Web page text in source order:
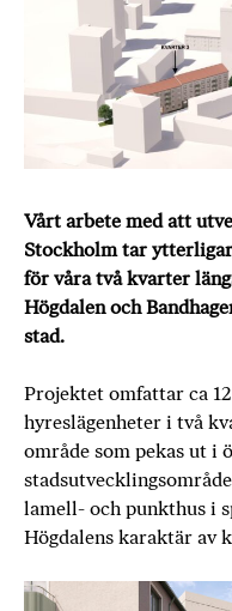
Vårt arbete med att
Stockholm tar
för våra två kvarter
Högdalen och
stad.
Projektet omfattar ca
hyreslägenheter i två
område som pekas ut i
lamell- och punkthus i
Högdalens karaktär av